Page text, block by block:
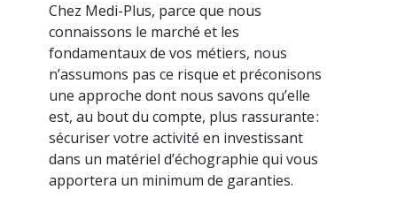
Chez Medi-Plus, parce que nous
connaissons le marché et les
fondamentaux de vos métiers, nous
n’assumons pas ce risque et préconisons
une approche dont nous savons qu’elle
est, au bout du compte, plus rassurante :
sécuriser votre activité en investissant
dans un matériel d’échographie qui vous
apportera un minimum de garanties.